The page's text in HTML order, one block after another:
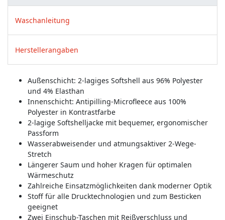
Waschanleitung
Herstellerangaben
Außenschicht: 2-lagiges Softshell aus 96% Polyester
und 4% Elasthan
Innenschicht: Antipilling-Microfleece aus 100%
Polyester in Kontrastfarbe
2-lagige Softshelljacke mit bequemer, ergonomischer
Passform
Wasserabweisender und atmungsaktiver 2-Wege-
Stretch
Längerer Saum und hoher Kragen für optimalen
Wärmeschutz
Zahlreiche Einsatzmöglichkeiten dank moderner Optik
Stoff für alle Drucktechnologien und zum Besticken
geeignet
Zwei Einschub-Taschen mit Reißverschluss und